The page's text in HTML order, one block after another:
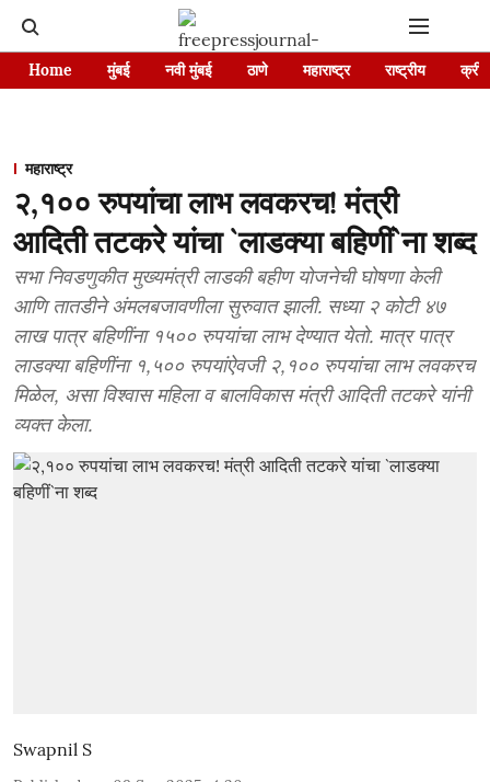
Home मुंबई नवी मुंबई ठाणे महाराष्ट्र राष्ट्रीय
महाराष्ट्र
२,१०० रुपयांचा लाभ लवकरच! मंत्री
आदिती तटकरे यांचा `लाडक्या बहिणीं`ना शब्द
सभा निवडणुकीत मुख्यमंत्री लाडकी बहीण योजनेची घोषणा केली
आणि तातडीने अंमलबजावणीला सुरुवात झाली. सध्या २ कोटी ४७
लाख पात्र बहिणींना १५०० रुपयांचा लाभ देण्यात येतो. मात्र पात्र
लाडक्या बहिणींना १,५०० रुपयांऐवजी २,१०० रुपयांचा लाभ लवकरच
मिळेल, असा विश्वास महिला व बालविकास मंत्री आदिती तटकरे यांनी
व्यक्त केला.
Swapnil S